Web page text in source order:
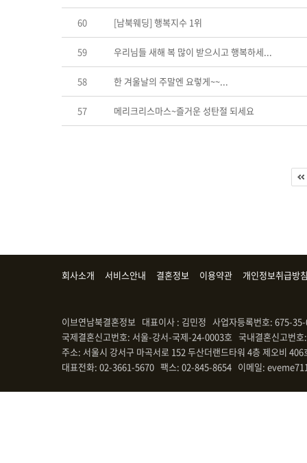
60 [남북웨딩] 행복지수 1위
59 우리님들 새해 복 많이 받으시고 행복하세...
58 한 겨울날의 주말엔 요렇게~~...
57 메리크리스마스~즐거운 성탄절 되세요
회사소개 서비스안내 결혼정보 이용약관 개인정보취급방
이브연남북결혼정보 대표이사 : 김민정 사업자등록번호: 675-
국제결혼신고번호: 서울-강서-국제-24-0003호 국내결혼신고번
주소: 서울시 강서구 마곡서로 152 두산더랜드타워 4층 제오비 406
대표전화: 02-3661-5670 팩스: 02-845-8654 이메일: